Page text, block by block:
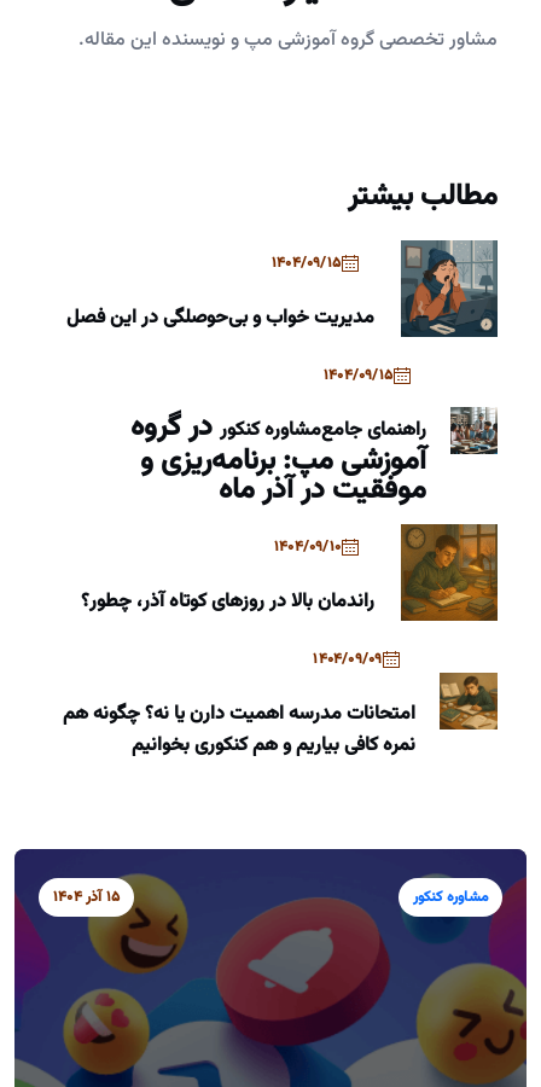
مشاور تخصصی گروه آموزشی مپ و نویسنده این مقاله.
مطالب بیشتر
1404/09/15
مدیریت خواب و بی‌حوصلگی در این فصل
1404/09/15
راهنمای جامعمشاوره کنکوردر گروه
آموزشی مپ: برنامه‌ریزی و
موفقیت در آذر ماه
1404/09/10
راندمان بالا در روزهای کوتاه آذر، چطور؟
1404/09/09
امتحانات مدرسه اهمیت دارن یا نه؟ چگونه هم
نمره کافی بیاریم و هم کنکوری بخوانیم
مشاوره کنکور 15 آذر 1404